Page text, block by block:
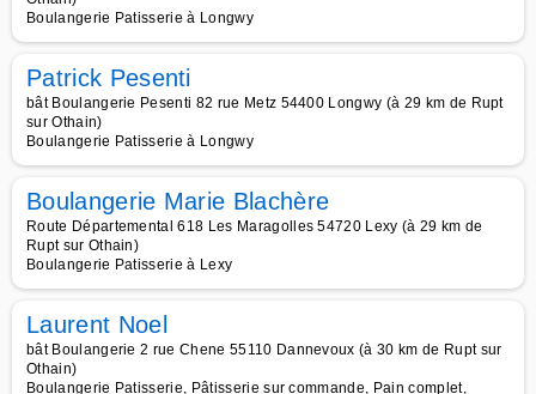
Boulangerie Patisserie à Longwy
Patrick Pesenti
bât Boulangerie Pesenti 82 rue Metz 54400 Longwy (à 29 km de Rupt
sur Othain)
Boulangerie Patisserie à Longwy
Boulangerie Marie Blachère
Route Départemental 618 Les Maragolles 54720 Lexy (à 29 km de
Rupt sur Othain)
Boulangerie Patisserie à Lexy
Laurent Noel
bât Boulangerie 2 rue Chene 55110 Dannevoux (à 30 km de Rupt sur
Othain)
Boulangerie Patisserie, Pâtisserie sur commande, Pain complet,